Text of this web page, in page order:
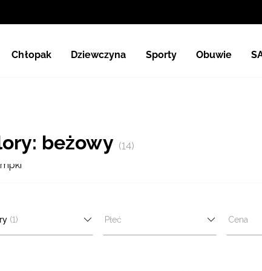
Chłopak Dziewczyna Sporty Obuwie
beżowy (14)
(1) Płeć Cena